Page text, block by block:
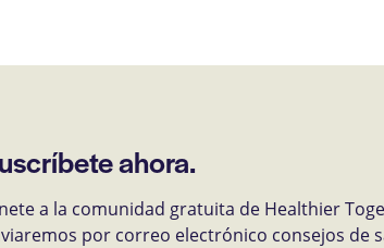
ahora.
a la comunidad gratuita de Healthier
por correo electrónico consejos de